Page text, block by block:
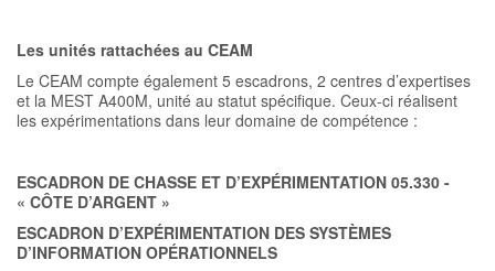
Les unités rattachées au CEAM
Le CEAM compte également 5 escadrons, 2 centres d’expertises
et la MEST A400M, unité au statut spécifique. Ceux-ci réalisent
les expérimentations dans leur domaine de compétence :
ESCADRON DE CHASSE ET D’EXPÉRIMENTATION 05.330 -
« CÔTE D’ARGENT »
ESCADRON D’EXPÉRIMENTATION DES SYSTÈMES
D’INFORMATION OPÉRATIONNELS